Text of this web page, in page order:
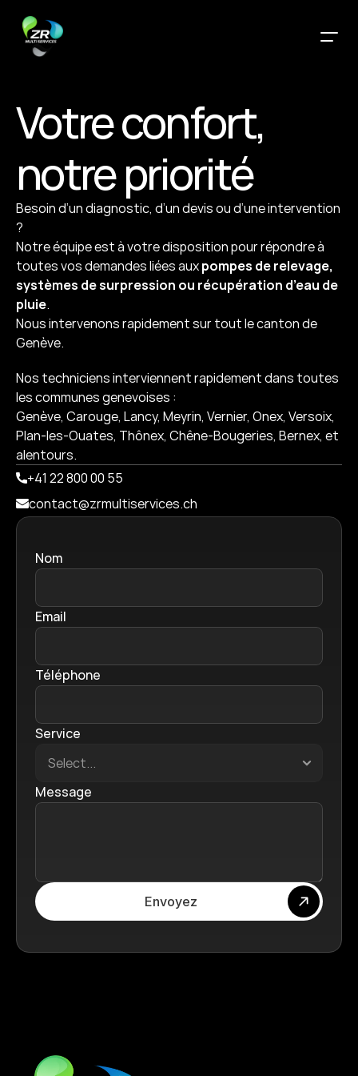
Votre confort,
notre priorité
Besoin d’un diagnostic, d’un devis ou d’une intervention
?
Notre équipe est à votre disposition pour répondre à
toutes vos demandes liées aux pompes de relevage,
systèmes de surpression ou récupération d’eau de
pluie.
Nous intervenons rapidement sur tout le canton de
Genève.
Nos techniciens interviennent rapidement dans toutes
les communes genevoises :
Genève, Carouge, Lancy, Meyrin, Vernier, Onex, Versoix,
Plan-les-Ouates, Thônex, Chêne-Bougeries, Bernex, et
alentours.
+41 22 800 00 55
contact@zrmultiservices.ch
Nom
Email
Téléphone
Service
Message
Envoyez